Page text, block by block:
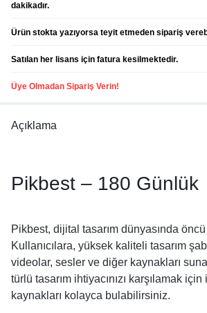
dakikadır.
Ürün stokta yazıyorsa teyit etmeden sipariş
Satılan her lisans için fatura kesilmektedir.
Üye Olmadan Sipariş Verin!
Açıklama
Pikbest – 180 Günlük
Pikbest, dijital tasarım dünyasında
Kullanıcılara, yüksek kaliteli tasarım
videolar, sesler ve diğer kaynakları
türlü tasarım ihtiyacınızı karşılamak için
kaynakları kolayca bulabilirsiniz.